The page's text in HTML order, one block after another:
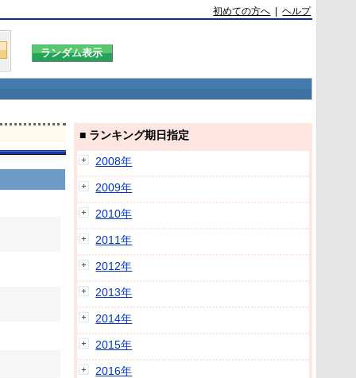
初めての方へ |ヘルプ
■ ランキング期日指定
2008年
2009年
2010年
2011年
2012年
2013年
2014年
2015年
2016年